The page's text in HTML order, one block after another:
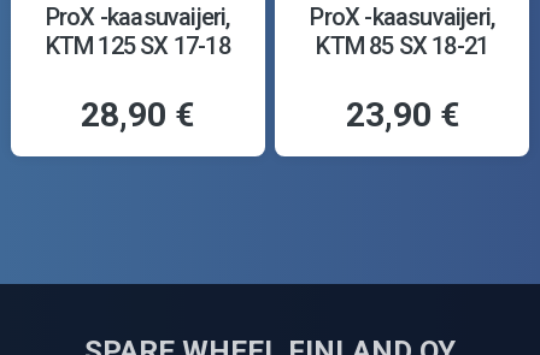
ProX -kaasuvaijeri,
KTM 125 SX 17-18
28,90 €
ProX -kaasuvaijeri,
KTM 85 SX 18-21
23,90 €